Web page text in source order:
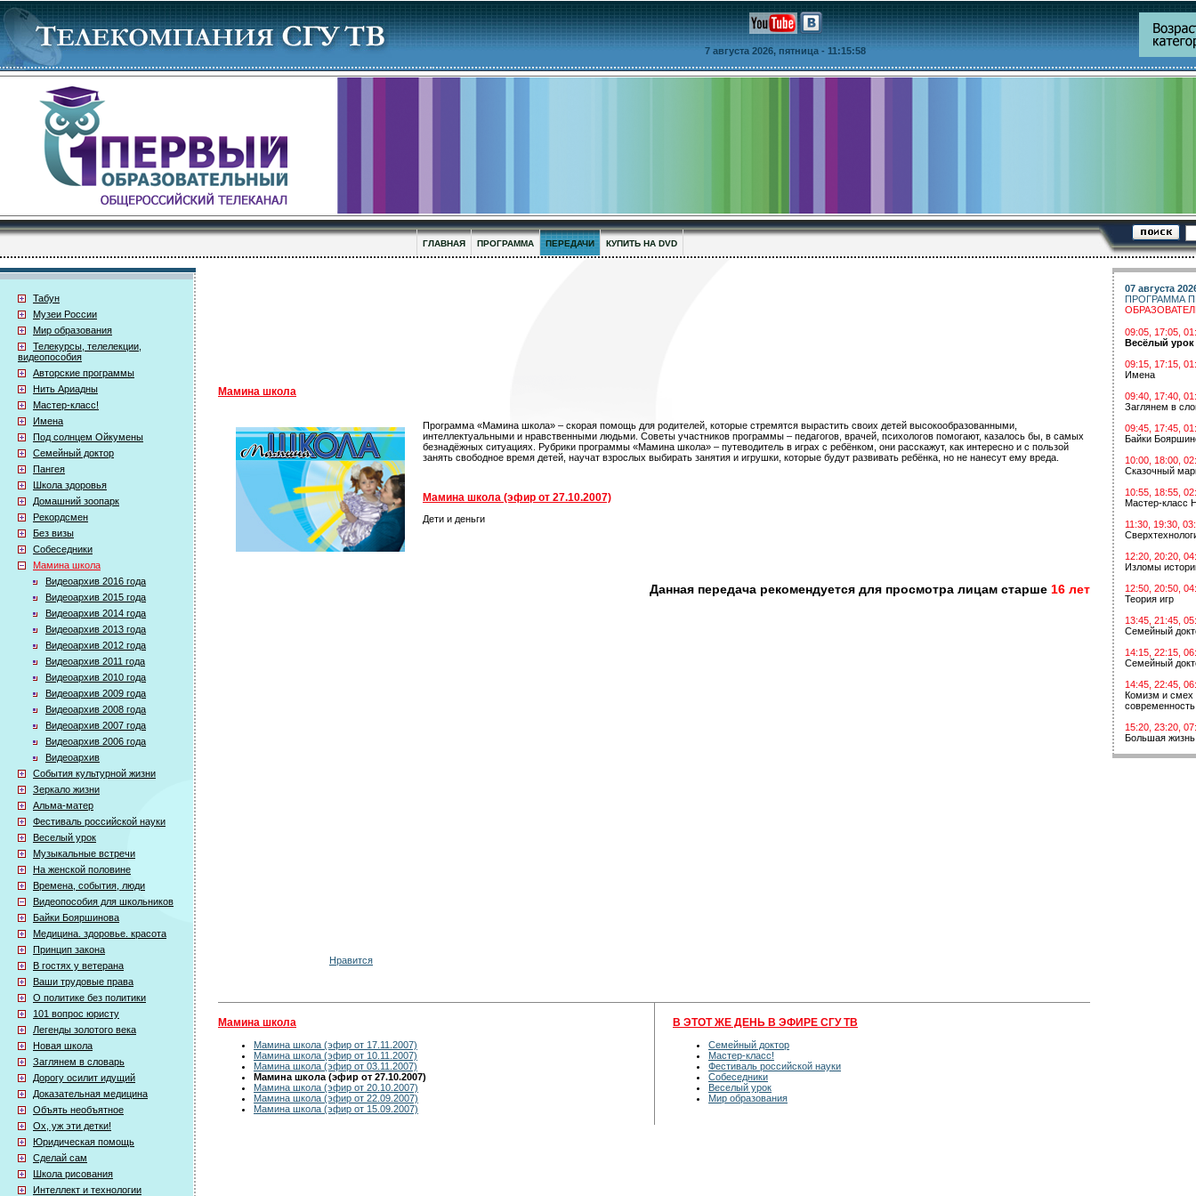
7 августа 2026, пятница - 11:15:58
ГЛАВНАЯ ПРОГРАММА ПЕРЕДАЧИ КУПИТЬ НА DVD
Табун
Музеи России
Мир образования
Телекурсы, телелекции,
видеопособия
Авторские программы
Нить Ариадны
Мастер-класс!
Имена
Под солнцем Ойкумены
Семейный доктор
Пангея
Школа здоровья
Домашний зоопарк
Рекордсмен
Без визы
Собеседники
Мамина школа
Видеоархив 2016 года
Видеоархив 2015 года
Видеоархив 2014 года
Видеоархив 2013 года
Видеоархив 2012 года
Видеоархив 2011 года
Видеоархив 2010 года
Видеоархив 2009 года
Видеоархив 2008 года
Видеоархив 2007 года
Видеоархив 2006 года
Видеоархив
События культурной жизни
Зеркало жизни
Альма-матер
Фестиваль российской науки
Веселый урок
Музыкальные встречи
На женской половине
Времена, события, люди
Видеопособия для школьников
Байки Бояршинова
Медицина. здоровье. красота
Принцип закона
В гостях у ветерана
Ваши трудовые права
О политике без политики
101 вопрос юристу
Легенды золотого века
Новая школа
Заглянем в словарь
Дорогу осилит идущий
Доказательная медицина
Объять необъятное
Ох, уж эти детки!
Юридическая помощь
Сделай сам
Школа рисования
Интеллект и технологии
Мамина школа
Программа «Мамина школа» – скорая помощь для родителей, которые стремятся вырастить своих детей высокообразованными,
интеллектуальными и нравственными людьми. Советы участников программы – педагогов, врачей, психологов помогают, казалось бы, в самых
безнадёжных ситуациях. Рубрики программы «Мамина школа» – путеводитель в играх с ребёнком, они расскажут, как интересно и с пользой
занять свободное время детей, научат взрослых выбирать занятия и игрушки, которые будут развивать ребёнка, но не нанесут ему вреда.
Мамина школа (эфир от 27.10.2007)
Дети и деньги
Данная передача рекомендуется для просмотра лицам старше 16 лет
Нравится
Мамина школа
Мамина школа (эфир от 17.11.2007)
Мамина школа (эфир от 10.11.2007)
Мамина школа (эфир от 03.11.2007)
Мамина школа (эфир от 27.10.2007)
Мамина школа (эфир от 20.10.2007)
Мамина школа (эфир от 22.09.2007)
Мамина школа (эфир от 15.09.2007)
В ЭТОТ ЖЕ ДЕНЬ В ЭФИРЕ СГУ ТВ
Семейный доктор
Мастер-класс!
Фестиваль российской науки
Собеседники
Веселый урок
Мир образования
07 августа
ПРОГРАММА
09:05, 17:05,
Весёлый урок
09:15, 17:15,
Имена
09:40, 17:40,
Заглянем в
09:45, 17:45,
Байки
10:00, 18:00,
Сказочный
10:55, 18:55,
Мастер-класс
11:30, 19:30,
12:20, 20:20,
Изломы
12:50, 20:50,
Теория игр
13:45, 21:45,
Семейный
14:15, 22:15,
Семейный
14:45, 22:45,
Комизм и смех
современность
15:20, 23:20,
Большая жизнь